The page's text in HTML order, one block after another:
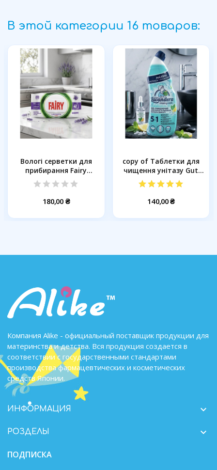
В этой категории 16 товаров:
Вологі серветки для
прибирання Fairy
Лаванда,...
180,00 ₴
copy of Таблетки для
чищення унітазу Gut
&...
140,00 ₴
Компания Alike - официальный поставщик продукции для
материнства и детства. Вся продукция создается в
соответствии с государственными стандартами
производства фармацевтических и косметических
средств Японии.
ИНФОРМАЦИЯ 
РОЗДЕЛЫ 
ПОДПИСКА